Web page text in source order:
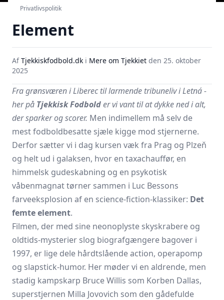
Medvirkende i Det Femte
Element
AfTjekkiskfodbold.dk i Mere om Tjekkiet den 25. oktober
2025
Fra grønsværen i Liberec til larmende tribuneliv i Letná -
her på Tjekkisk Fodbolder vi vant til at dykke ned i alt,
der sparker og scorer. Men indimellem må selv de
mest fodboldbesatte sjæle kigge mod stjernerne.
Derfor sætter vi i dag kursen væk fra Prag og Plzeň
og helt ud i galaksen, hvor en taxachauffør, en
himmelsk gudeskabning og en psykotisk
våbenmagnat tørner sammen i Luc Bessons
farveeksplosion af en science-fiction-klassiker: Det
femte element.
Filmen, der med sine neonoplyste skyskrabere og
oldtids-mysterier slog biografgængere bagover i
1997, er lige dele hårdtslående action, operapomp
og slapstick-humor. Her møder vi en aldrende, men
stadig kampskarp Bruce Willis som Korben Dallas,
superstjernen Milla Jovovich som den gådefulde
Privatlivspolitik